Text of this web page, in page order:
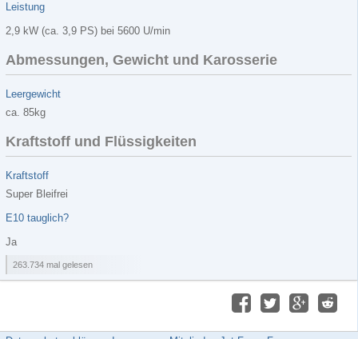
Leistung
2,9 kW (ca. 3,9 PS) bei 5600 U/min
Abmessungen, Gewicht und Karosserie
Leergewicht
ca. 85kg
Kraftstoff und Flüssigkeiten
Kraftstoff
Super Bleifrei
E10 tauglich?
Ja
263.734 mal gelesen